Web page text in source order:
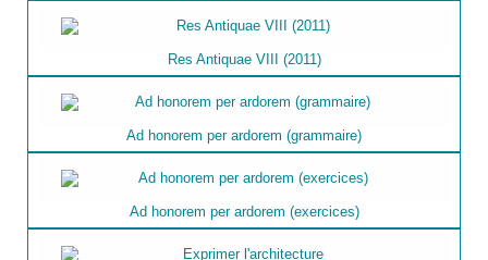
Res Antiquae VIII (2011)
Ad honorem per ardorem (grammaire)
Ad honorem per ardorem (exercices)